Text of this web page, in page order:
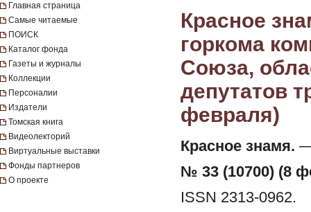
Главная страница
Самые читаемые
ПОИСК
Каталог фонда
Газеты и журналы
Коллекции
Персоналии
Издатели
Томская книга
Видеолекторий
Виртуальные выставки
Фонды партнеров
О проекте
Красное
горкома
Союза,
депутатов
февраля)
Красное знамя. —
№ 33 (10700) (8
ISSN 2313-0962.